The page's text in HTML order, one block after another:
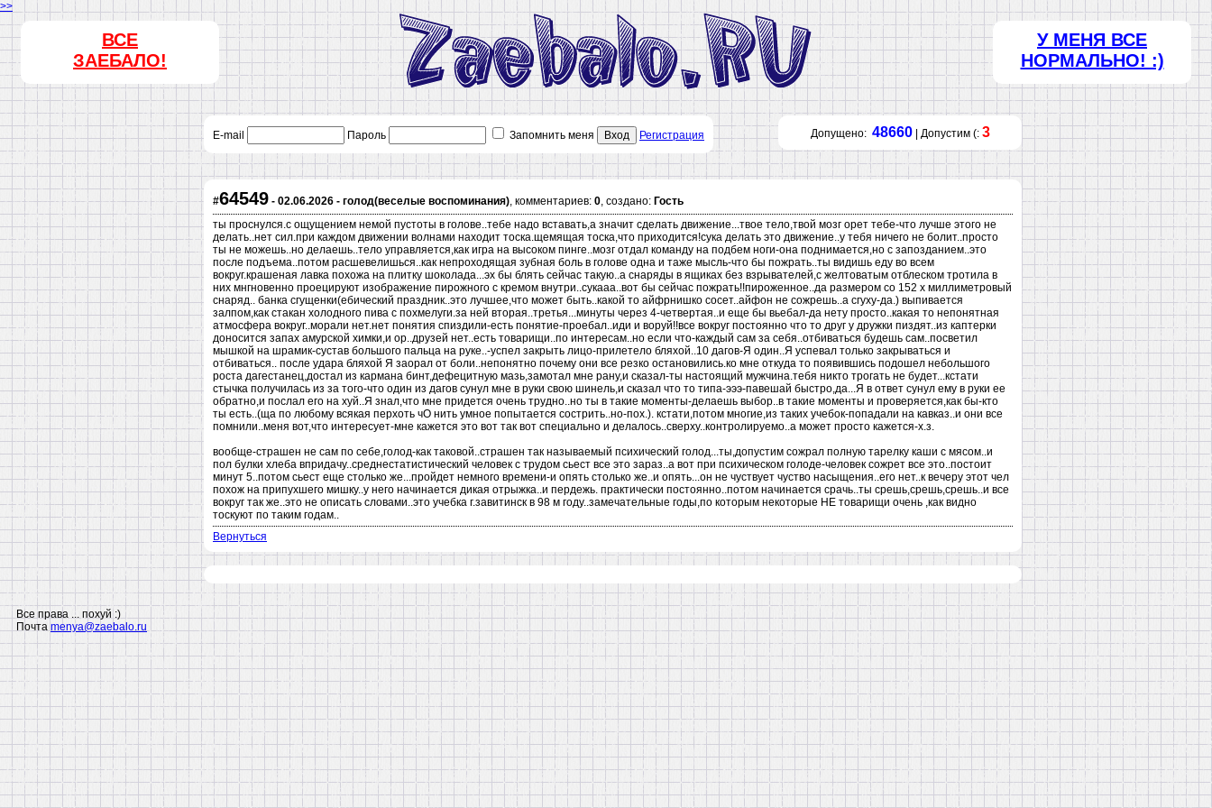
>>
ВСЕ
ЗАЕБАЛО!
У МЕНЯ ВСЕ
НОРМАЛЬНО! :)
E-mail Пароль Запомнить меня Вход Регистрация Допущено: 48660| Допустим (: 3
#64549 - 02.06.2026 - голод(веселые воспоминания), комментариев: 0, создано: Гость
ты проснулся.с ощущением немой пустоты в голове..тебе надо вставать,а значит сделать движение...твое тело,твой мозг орет тебе-что лучше этого не
делать..нет сил.при каждом движении волнами находит тоска.щемящая тоска,что приходится!сука делать это движение..у тебя ничего не болит..просто
ты не можешь..но делаешь..тело управляется,как игра на высоком пинге..мозг отдал команду на подбем ноги-она поднимается,но с запозданием..это
после подъема..потом расшевелишься..как непроходящая зубная боль в голове одна и таже мысль-что бы пожрать..ты видишь еду во всем
вокруг.крашеная лавка похожа на плитку шоколада...эх бы блять сейчас такую..а снаряды в ящиках без взрывателей,с желтоватым отблеском тротила в
них мнгновенно проецируют изображение пирожного с кремом внутри..сукааа..вот бы сейчас пожрать!!пироженное..да размером со 152 х миллиметровый
снаряд.. банка сгущенки(ебический праздник..это лучшее,что может быть..какой то айфрнишко сосет..айфон не сожрешь..а сгуху-да.) выпивается
залпом,как стакан холодного пива с похмелуги.за ней вторая..третья...минуты через 4-четвертая..и еще бы вьебал-да нету просто..какая то непонятная
атмосфера вокруг..морали нет.нет понятия спиздили-есть понятие-проебал..иди и воруй!!все вокруг постоянно что то друг у дружки пиздят..из каптерки
доносится запах амурской химки,и ор..друзей нет..есть товарищи..по интересам..но если что-каждый сам за себя..отбиваться будешь сам..посветил
мышкой на шрамик-сустав большого пальца на руке..-успел закрыть лицо-прилетело бляхой..10 дагов-Я один..Я успевал только закрываться и
отбиваться.. после удара бляхой Я заорал от боли..непонятно почему они все резко остановились.ко мне откуда то появившись подошел небольшого
роста дагестанец,достал из кармана бинт,дефецитную мазь,замотал мне рану,и сказал-ты настоящий мужчина.тебя никто трогать не будет...кстати
стычка получилась из за того-что один из дагов сунул мне в руки свою шинель,и сказал что то типа-эээ-павешай быстро,да...Я в ответ сунул ему в руки ее
обратно,и послал его на хуй..Я знал,что мне придется очень трудно..но ты в такие моменты-делаешь выбор..в такие моменты и проверяется,как бы-кто
ты есть..(ща по любому всякая перхоть чО нить умное попытается сострить..но-пох.). кстати,потом многие,из таких учебок-попадали на кавказ..и они все
помнили..меня вот,что интересует-мне кажется это вот так вот специально и делалось..сверху..контролируемо..а может просто кажется-х.з.
вообще-страшен не сам по себе,голод-как таковой..страшен так называемый психический голод...ты,допустим сожрал полную тарелку каши с мясом..и
пол булки хлеба впридачу..среднестатистический человек с трудом сьест все это зараз..а вот при психическом голоде-человек сожрет все это..постоит
минут 5..потом сьест еще столько же...пройдет немного времени-и опять столько же..и опять...он не чуствует чуство насыщения..его нет..к вечеру этот чел
похож на припухшего мишку..у него начинается дикая отрыжка..и пердежь. практически постоянно..потом начинается срачь..ты срешь,срешь,срешь..и все
вокруг так же..это не описать словами..это учебка г.завитинск в 98 м году..замечательные годы,по которым некоторые НЕ товарищи очень ,как видно
тоскуют по таким годам..
Вернуться
Все права ... похуй :)
Почта menya@zaebalo.ru